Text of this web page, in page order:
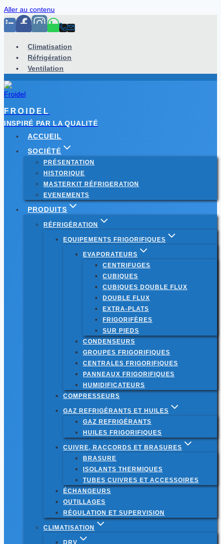
Aller au contenu
Climatisation
Réfrigération
Ventilation
FROIDEL
INSPIRÉ PAR LA QUALITÉ
ACCUEIL
SOCIÉTÉ
PRÉSENTATION
HISTORIQUE
MASTERKIT RÉFRIGERATION
EVENEMENTS
PRODUITS
RÉFRIGÉRATION
EQUIPEMENTS FRIGORIFIQUES
EVAPORATEURS
CENTRIFUGES
CUBIQUES
CUBIQUES DOUBLE FLUX
DOUBLE FLUX
EXTRA-PLATS
FRIGORIFÈRES
SUR PIEDS
CONDENSEURS
GROUPES FRIGORIFIQUES
CENTRALES FRIGORIFIQUES
PANNEAUX FRIGORIFIQUES
HUMIDIFICATEURS
COMPRESSEURS
GAZ REFRIGÉRANTS ET HUILES
GAZ REFRIGÉRANTS
HUILES FRIGORIFIQUES
CUIVRE, RACCORDS ET BRASURES
BRASURE
ISOLANTS THERMIQUES
TUBES CUIVRES ET ACCESSOIRES
ÉCHANGEURS
OUTILLAGES
RÉGULATION ET SUPERVISION
CLIMATISATION
DRV